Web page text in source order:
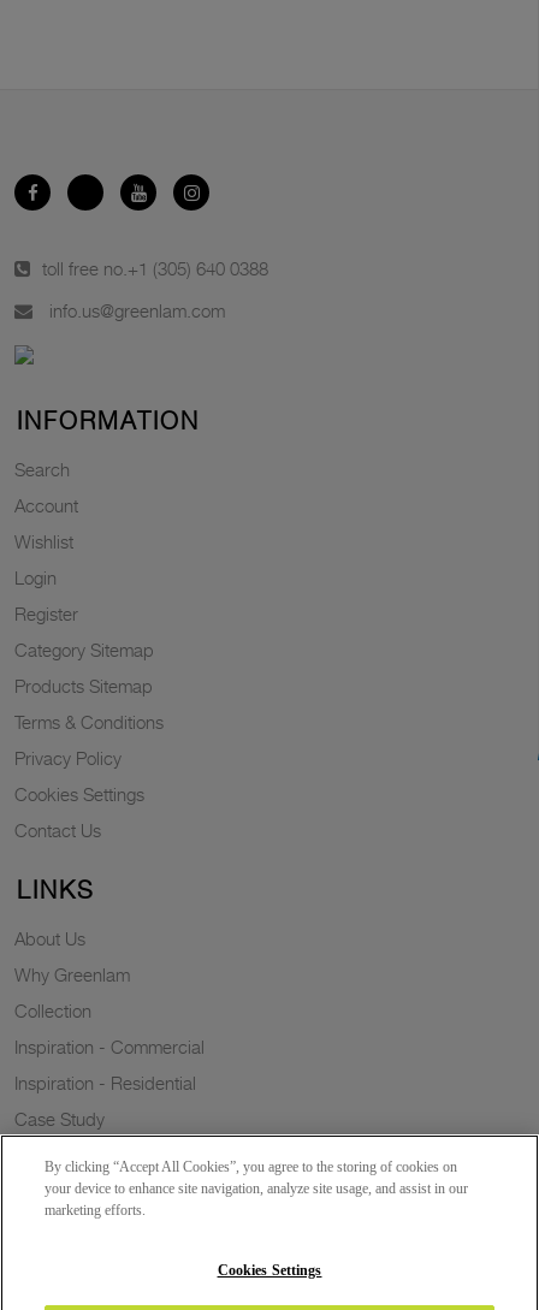
toll free no. +1 (305) 640 0388
info.us@greenlam.com
INFORMATION
Search
Account
Wishlist
Login
Register
Category Sitemap
Products Sitemap
Terms & Conditions
Privacy Policy
Cookies Settings
Contact Us
LINKS
About Us
Why Greenlam
Collection
Inspiration - Commercial
Inspiration - Residential
Case Study
Resources
By clicking “Accept All Cookies”, you agree to the storing of cookies on
your device to enhance site navigation, analyze site usage, and assist in our
marketing efforts.
Cookies Settings